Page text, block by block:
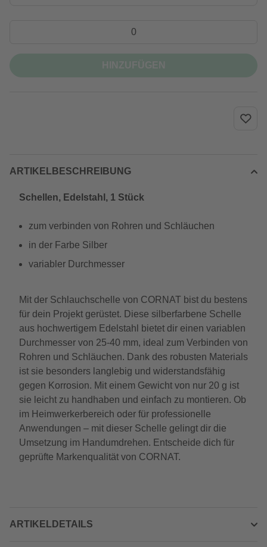
ARTIKELBESCHREIBUNG
Schellen, Edelstahl, 1 Stück
zum verbinden von Rohren und Schläuchen
in der Farbe Silber
variabler Durchmesser
Mit der Schlauchschelle von CORNAT bist du bestens
für dein Projekt gerüstet. Diese silberfarbene Schelle
aus hochwertigem Edelstahl bietet dir einen variablen
Durchmesser von 25-40 mm, ideal zum Verbinden von
Rohren und Schläuchen. Dank des robusten Materials
ist sie besonders langlebig und widerstandsfähig
gegen Korrosion. Mit einem Gewicht von nur 20 g ist
sie leicht zu handhaben und einfach zu montieren. Ob
im Heimwerkerbereich oder für professionelle
Anwendungen – mit dieser Schelle gelingt dir die
Umsetzung im Handumdrehen. Entscheide dich für
geprüfte Markenqualität von CORNAT.
ARTIKELDETAILS